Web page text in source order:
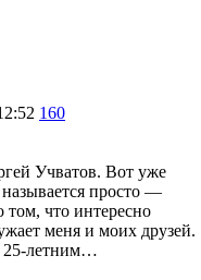
160
Учватов. Вот уже
называется просто —
что интересно
меня и моих друзей.
25-летним…